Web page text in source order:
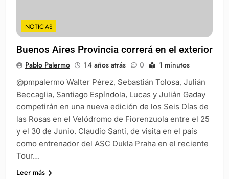
NOTICIAS
Buenos Aires Provincia correrá en el exterior
Pablo Palermo 14 años atrás 0 1 minutos
@pmpalermo Walter Pérez, Sebastián Tolosa, Julián
Beccaglia, Santiago Espíndola, Lucas y Julián Gaday
competirán en una nueva edición de los Seis Días de
las Rosas en el Velódromo de Fiorenzuola entre el 25
y el 30 de Junio. Claudio Santi, de visita en el país
como entrenador del ASC Dukla Praha en el reciente
Tour…
Leer más